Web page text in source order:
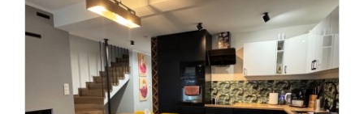
kosztów
RODO